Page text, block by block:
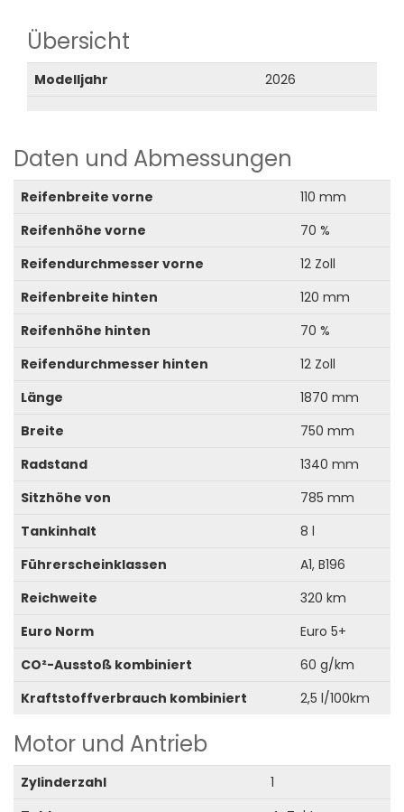
Übersicht
Modelljahr 2026
Daten und Abmessungen
Reifenbreite vorne
110 mm
Reifenhöhe vorne
70 %
Reifendurchmesser vorne
12 Zoll
Reifenbreite hinten
120 mm
Reifenhöhe hinten
70 %
Reifendurchmesser hinten
12 Zoll
Länge
1870 mm
Breite
750 mm
Radstand
1340 mm
Sitzhöhe von
785 mm
Tankinhalt
8 l
Führerscheinklassen
A1, B196
Reichweite
320 km
Euro Norm
Euro 5+
CO²-Ausstoß kombiniert
60 g/km
Kraftstoffverbrauch kombiniert
2,5 l/100km
Motor und Antrieb
Zylinderzahl
1